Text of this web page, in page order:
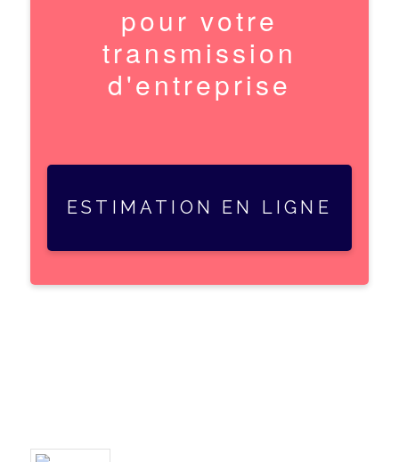
pour votre
transmission
d'entreprise
ESTIMATION EN LIGNE